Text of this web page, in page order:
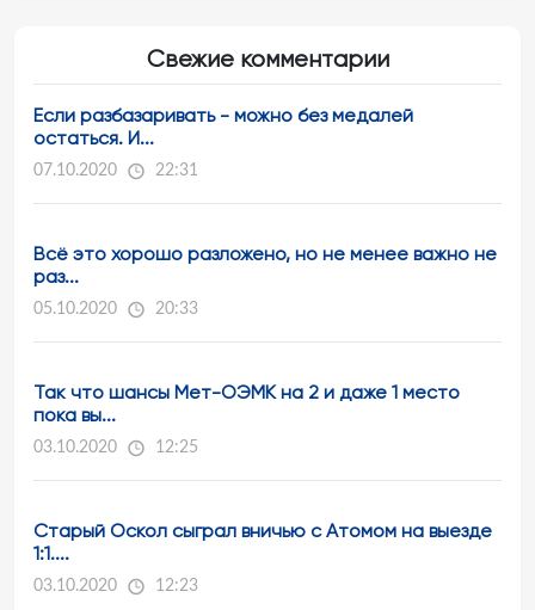
Свежие комментарии
Если разбазаривать - можно без медалей
остаться. И...
07.10.2020 22:31
Всё это хорошо разложено, но не менее важно не
раз...
05.10.2020 20:33
Так что шансы Мет-ОЭМК на 2 и даже 1 место
пока вы...
03.10.2020 12:25
Старый Оскол сыграл вничью с Атомом на выезде
1:1....
03.10.2020 12:23